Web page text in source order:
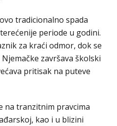
tradicionalno spada
periode u godini.
za kraći odmor, dok se
završava školski
pritisak na puteve
na tranzitnim pravcima
kao i u blizini